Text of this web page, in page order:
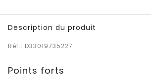
Description du produit
Réf.: D33019735227
Points forts